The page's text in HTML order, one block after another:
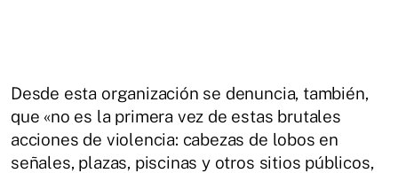
Desde esta organización se denuncia, también,
que «no es la primera vez de estas brutales
acciones de violencia: cabezas de lobos en
señales, plazas, piscinas y otros sitios públicos,